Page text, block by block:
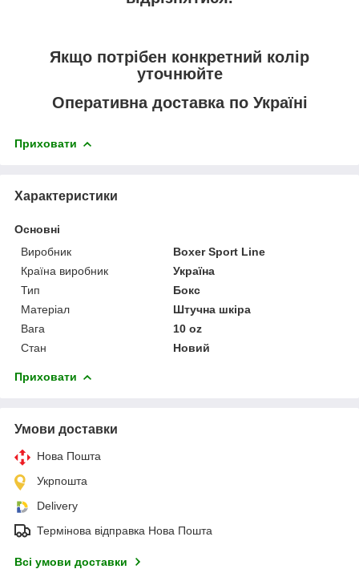
Якщо потрібен конкретний колір
уточнюйте
Оперативна доставка по Україні
Приховати
Характеристики
Основні
Виробник
Boxer Sport Line
Країна виробник
Україна
Тип
Бокс
Матеріал
Штучна шкіра
Вага
10 oz
Стан
Новий
Приховати
Умови доставки
Нова Пошта
Укрпошта
Delivery
Термінова відправка Нова Пошта
Всі умови доставки